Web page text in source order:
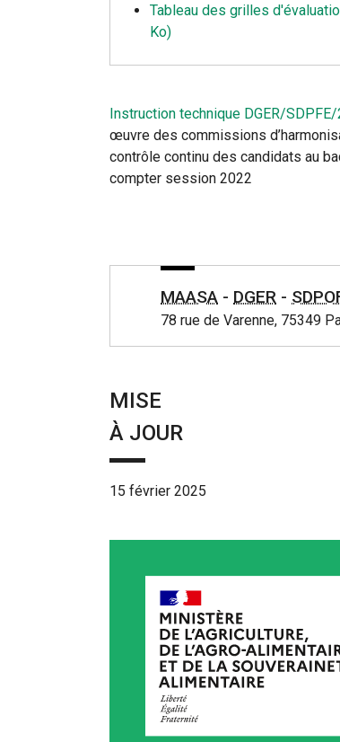
Tableau des grilles
Ko)
Instruction technique DGER/
œuvre des commissions
contrôle continu des candidats au
compter session 2022
MAASA - DGER -
78 rue de Varenne, 75349
MISE
À JOUR
15 février 2025